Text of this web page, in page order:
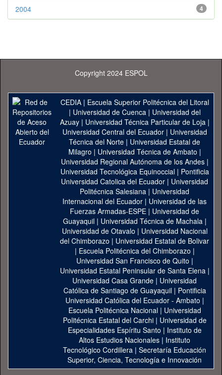
4
2004
Copyright 2024 ESPOL
CEDIA| Escuela Superior Politécnica del Litoral
| Universidad de Cuenca| Universidad del
Azuay| Universidad Técnica Particular de Loja|
Universidad Central del Ecuador| Universidad
Técnica del Norte | Universidad Estatal de
Milagro | Universidad Técnica de Ambato |
Universidad Regional Autónoma de los Andes|
Universidad Tecnológica Equinoccial| Pontificia
Universidad Catolica del Ecuador | Universidad
Politécnica Salesiana | Universidad
Internacional del Ecuador | Universidad de las
Fuerzas Armadas-ESPE | Universidad de
Guayaquil| Universidad Técnica de Machala|
Universidad de Otavalo | Universidad Nacional
del Chimborazo | Universidad Estatal de Bolivar
| Escuela Politécnica del Chimborazo |
Universidad San Francisco de Quito |
Universidad Estatal Peninsular de Santa Elena|
Universidad Casa Grande | Universidad
Católica de Santiago de Guayaquil| Pontificia
Universidad Católica del Ecuador - Ambato |
Escuela Politécnica Nacional| Universidad
Politécnica Estatal del Carchi| Universidad de
Especialidades Espíritu Santo | Instituto de
Altos Estudios Nacionales | Instituto
Tecnológico Cordillera | Secretaría Educación
Superior, Ciencia, Tecnología e Innovación